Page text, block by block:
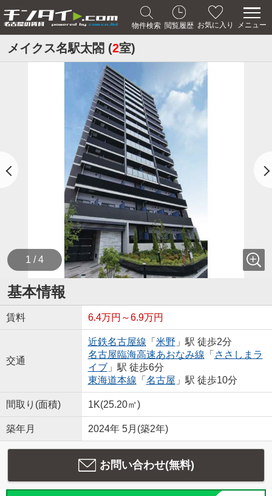
物件検索 閲覧履歴 お気に入り メニュー
メイクス名駅太閤 (2室)
1 / 4
基本情報
賃料 6.4万円～6.9万円
交通
近鉄名古屋線 「 米野 」駅 徒歩2分
名古屋臨海高速あおなみ線 「 ささしまラ
イブ」駅 徒歩6分
東海道本線 「 名古屋 」駅 徒歩10分
間取り(面積) 1K(25.20㎡)
築年月 2024年 5月(築2年)
お問い合わせ(無料)